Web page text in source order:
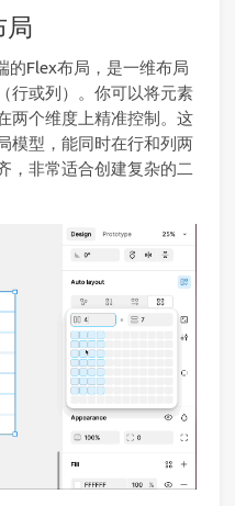
的Flex布局，是一维布局
行或列）。你可以将元素
两个维度上精准控制。这
模型，能同时在行和列两
，非常适合创建复杂的二